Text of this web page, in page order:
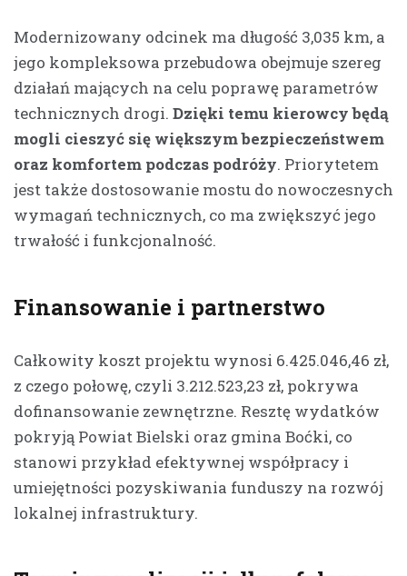
Modernizowany odcinek ma długość 3,035 km, a
jego kompleksowa przebudowa obejmuje szereg
działań mających na celu poprawę parametrów
technicznych drogi. Dzięki temu kierowcy będą
mogli cieszyć się większym bezpieczeństwem
oraz komfortem podczas podróży. Priorytetem
jest także dostosowanie mostu do nowoczesnych
wymagań technicznych, co ma zwiększyć jego
trwałość i funkcjonalność.
Finansowanie i partnerstwo
Całkowity koszt projektu wynosi 6.425.046,46 zł,
z czego połowę, czyli 3.212.523,23 zł, pokrywa
dofinansowanie zewnętrzne. Resztę wydatków
pokryją Powiat Bielski oraz gmina Boćki, co
stanowi przykład efektywnej współpracy i
umiejętności pozyskiwania funduszy na rozwój
lokalnej infrastruktury.